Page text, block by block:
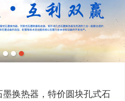
换热器，特价圆块孔式石